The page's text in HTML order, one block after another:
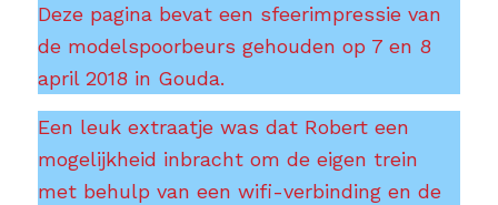
Deze pagina bevat een sfeerimpressie van
de modelspoorbeurs gehouden op 7 en 8
april 2018 in Gouda.
Een leuk extraatje was dat Robert een
mogelijkheid inbracht om de eigen trein
met behulp van een wifi-verbinding en de